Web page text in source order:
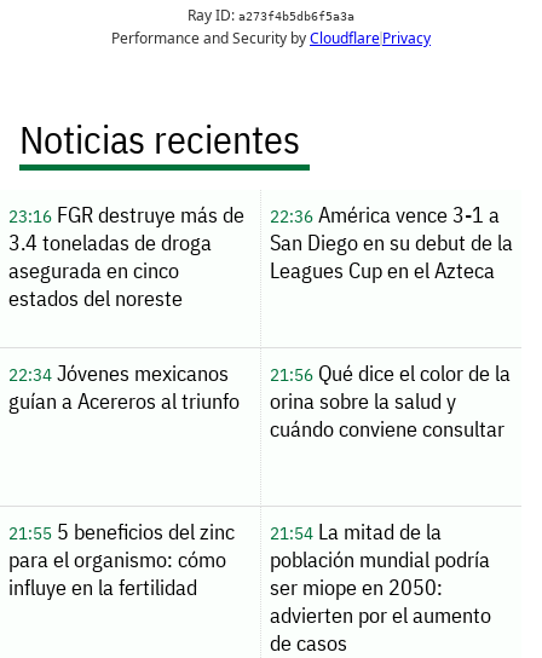
Noticias recientes
23:16FGR destruye más de
3.4 toneladas de droga
asegurada en cinco
estados del noreste
22:36América vence 3-1 a
San Diego en su debut de la
Leagues Cup en el Azteca
22:34Jóvenes mexicanos
guían a Acereros al triunfo
21:56Qué dice el color de la
orina sobre la salud y
cuándo conviene consultar
21:555 beneficios del zinc
para el organismo: cómo
influye en la fertilidad
21:54La mitad de la
población mundial podría
ser miope en 2050:
advierten por el aumento
de casos